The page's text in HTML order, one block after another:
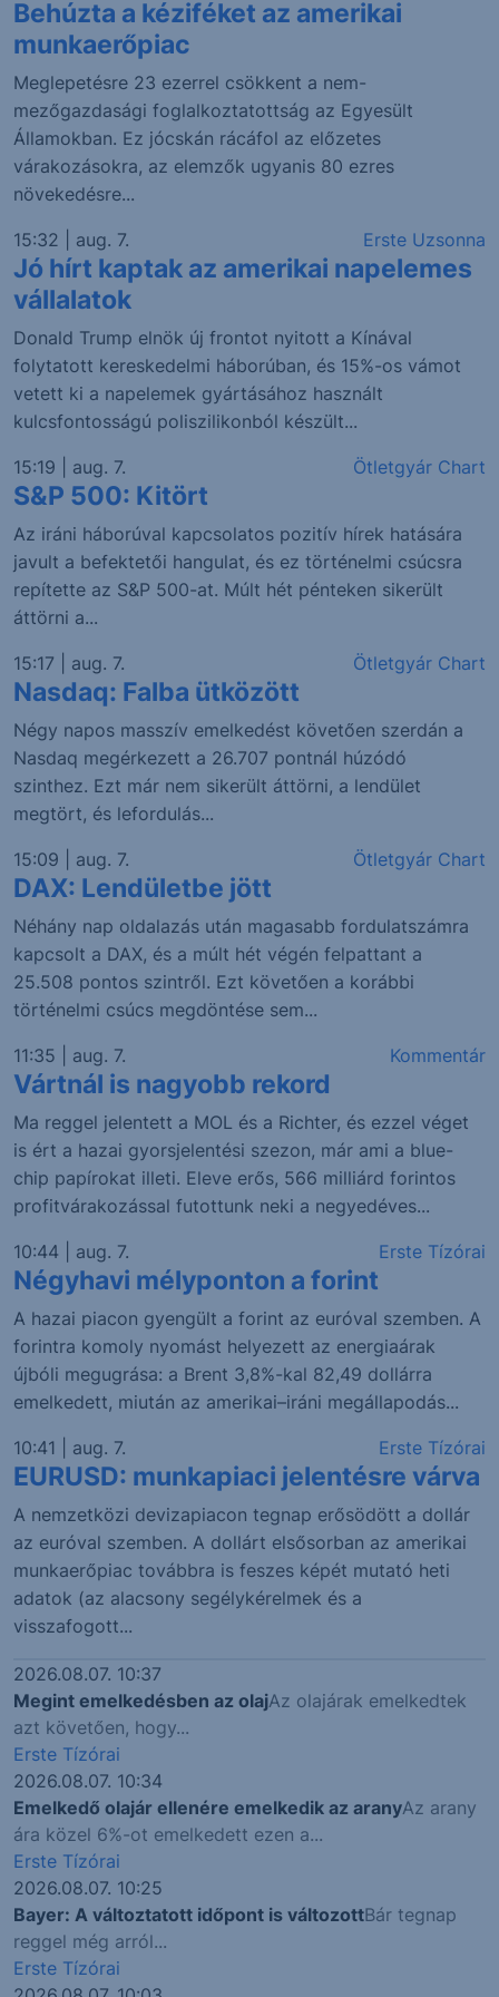
Behúzta a kéziféket az amerikai
munkaerőpiac
Meglepetésre 23 ezerrel csökkent a nem-
mezőgazdasági foglalkoztatottság az Egyesült
Államokban. Ez jócskán rácáfol az előzetes
várakozásokra, az elemzők ugyanis 80 ezres
növekedésre...
15:32 | aug. 7. Erste Uzsonna
Jó hírt kaptak az amerikai napelemes
vállalatok
Donald Trump elnök új frontot nyitott a Kínával
folytatott kereskedelmi háborúban, és 15%-os vámot
vetett ki a napelemek gyártásához használt
kulcsfontosságú poliszilikonból készült...
15:19 | aug. 7. Ötletgyár Chart
S&P 500: Kitört
Az iráni háborúval kapcsolatos pozitív hírek hatására
javult a befektetői hangulat, és ez történelmi csúcsra
repítette az S&P 500-at. Múlt hét pénteken sikerült
áttörni a...
15:17 | aug. 7. Ötletgyár Chart
Nasdaq: Falba ütközött
Négy napos masszív emelkedést követően szerdán a
Nasdaq megérkezett a 26.707 pontnál húzódó
szinthez. Ezt már nem sikerült áttörni, a lendület
megtört, és lefordulás...
15:09 | aug. 7. Ötletgyár Chart
DAX: Lendületbe jött
Néhány nap oldalazás után magasabb fordulatszámra
kapcsolt a DAX, és a múlt hét végén felpattant a
25.508 pontos szintről. Ezt követően a korábbi
történelmi csúcs megdöntése sem...
11:35 | aug. 7. Kommentár
Vártnál is nagyobb rekord
Ma reggel jelentett a MOL és a Richter, és ezzel véget
is ért a hazai gyorsjelentési szezon, már ami a blue-
chip papírokat illeti. Eleve erős, 566 milliárd forintos
profitvárakozással futottunk neki a negyedéves...
10:44 | aug. 7. Erste Tízórai
Négyhavi mélyponton a forint
A hazai piacon gyengült a forint az euróval szemben. A
forintra komoly nyomást helyezett az energiaárak
újbóli megugrása: a Brent 3,8%-kal 82,49 dollárra
emelkedett, miután az amerikai–iráni megállapodás...
10:41 | aug. 7. Erste Tízórai
EURUSD: munkapiaci jelentésre várva
A nemzetközi devizapiacon tegnap erősödött a dollár
az euróval szemben. A dollárt elsősorban az amerikai
munkaerőpiac továbbra is feszes képét mutató heti
adatok (az alacsony segélykérelmek és a
visszafogott...
2026.08.07. 10:37
Megint emelkedésben az olajAz olajárak emelkedtek
azt követően, hogy...
Erste Tízórai
2026.08.07. 10:34
Emelkedő olajár ellenére emelkedik az aranyAz arany
ára közel 6%-ot emelkedett ezen a...
Erste Tízórai
2026.08.07. 10:25
Bayer: A változtatott időpont is változottBár tegnap
reggel még arról...
Erste Tízórai